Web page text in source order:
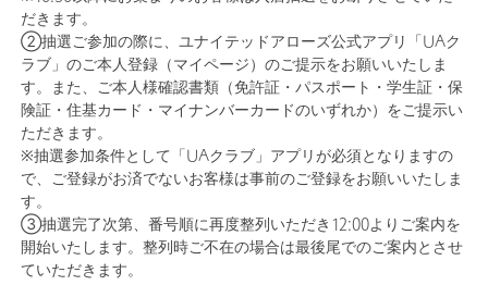
だきます。
②抽選ご参加の際に、ユナイテッドアローズ公式アプリ「UAク
ラブ」のご本人登録（マイページ）のご提示をお願いいたしま
す。また、ご本人様確認書類（免許証・パスポート・学生証・保
険証・住基カード・マイナンバーカードのいずれか）をご提示い
ただきます。
※抽選参加条件として「UAクラブ」アプリが必須となりますの
で、ご登録がお済でないお客様は事前のご登録をお願いいたしま
す。
③抽選完了次第、番号順に再度整列いただき12:00よりご案内を
開始いたします。整列時ご不在の場合は最後尾でのご案内とさせ
ていただきます。